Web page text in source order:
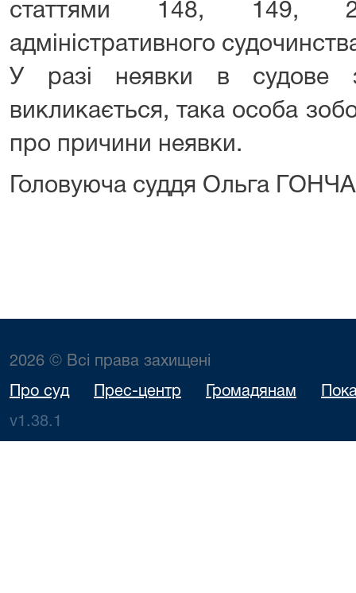
статтями 148, 149,
адміністративного
У разі неявки в судове
викликається, така особа
про причини неявки.
Головуюча суддя Ольга
2026 © Всі права захищені
Про суд Прес-центр Громадянам
v1.38.1